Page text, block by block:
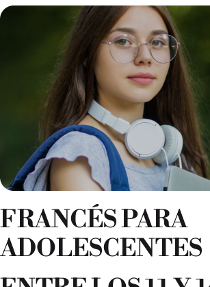
FRANCÉS PARA
ADOLESCENTES